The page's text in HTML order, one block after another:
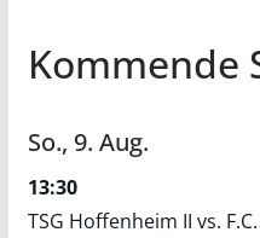
Kommende
So., 9. Aug.
13:30
TSG Hoffenheim II vs.